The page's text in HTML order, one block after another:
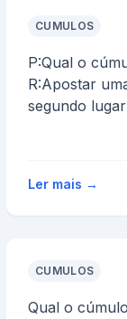
CUMULOS
P:Qual o
R:Apostar
segundo lugar
Ler mais →
CUMULOS
Qual o